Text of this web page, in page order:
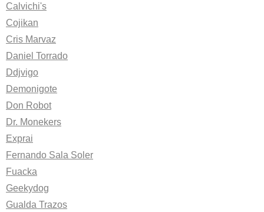
Calvichi's
Cojikan
Cris Marvaz
Daniel Torrado
Ddjvigo
Demonigote
Don Robot
Dr. Monekers
Exprai
Fernando Sala Soler
Fuacka
Geekydog
Gualda Trazos